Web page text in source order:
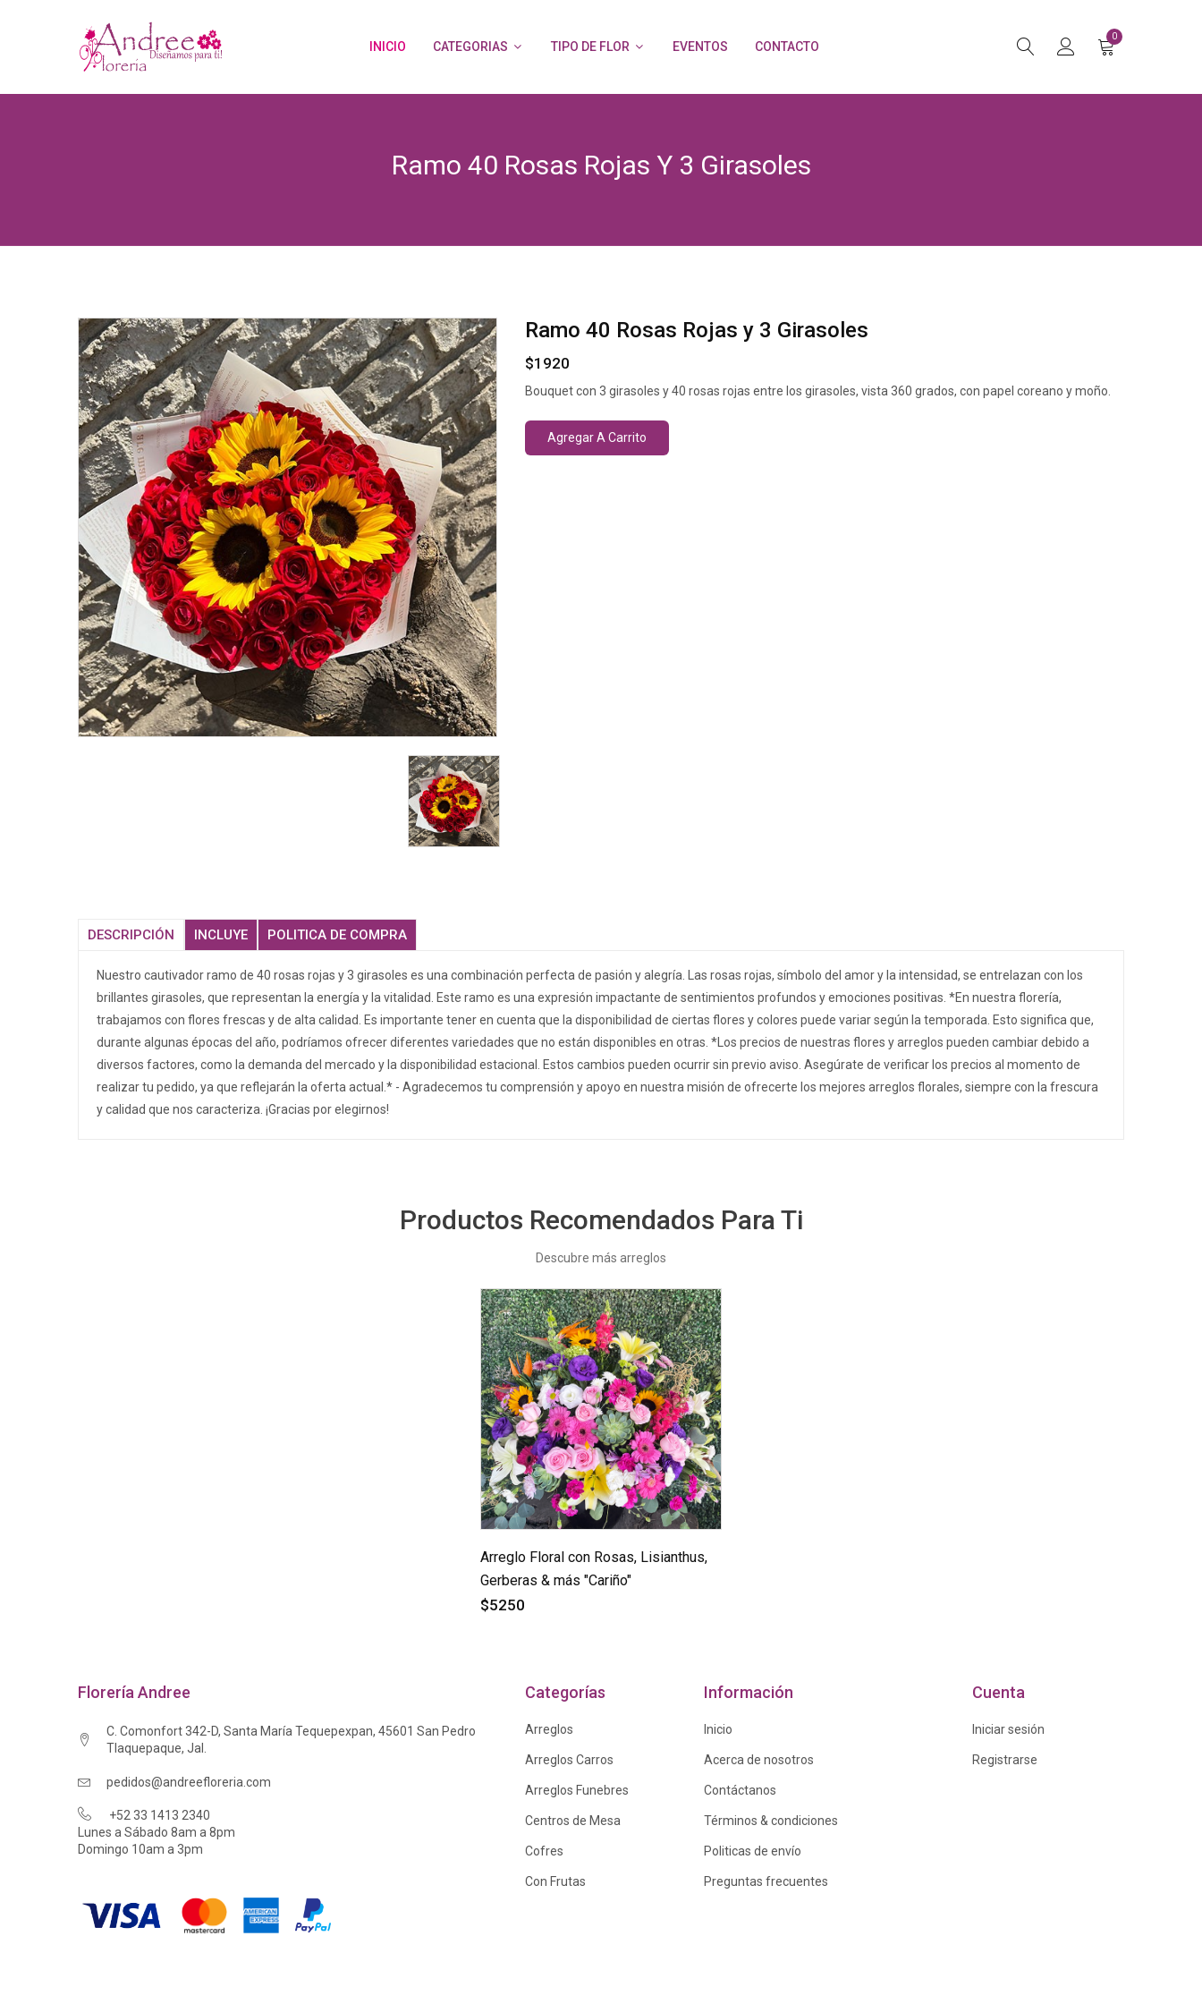
INICIO CATEGORIAS TIPO DE FLOR EVENTOS CONTACTO
0
Ramo 40 Rosas Rojas Y 3 Girasoles
Ramo 40 Rosas Rojas y 3 Girasoles
$1920
Bouquet con 3 girasoles y 40 rosas rojas entre los girasoles, vista 360 grados, con papel coreano y moño.
Agregar A Carrito
DESCRIPCIÓN INCLUYE POLITICA DE COMPRA
Nuestro cautivador ramo de 40 rosas rojas y 3 girasoles es una combinación perfecta de pasión y alegría. Las rosas rojas, símbolo del amor y la intensidad, se entrelazan con los
brillantes girasoles, que representan la energía y la vitalidad. Este ramo es una expresión impactante de sentimientos profundos y emociones positivas. *En nuestra florería,
trabajamos con flores frescas y de alta calidad. Es importante tener en cuenta que la disponibilidad de ciertas flores y colores puede variar según la temporada. Esto significa que,
durante algunas épocas del año, podríamos ofrecer diferentes variedades que no están disponibles en otras. *Los precios de nuestras flores y arreglos pueden cambiar debido a
diversos factores, como la demanda del mercado y la disponibilidad estacional. Estos cambios pueden ocurrir sin previo aviso. Asegúrate de verificar los precios al momento de
realizar tu pedido, ya que reflejarán la oferta actual.* - Agradecemos tu comprensión y apoyo en nuestra misión de ofrecerte los mejores arreglos florales, siempre con la frescura
y calidad que nos caracteriza. ¡Gracias por elegirnos!
Productos Recomendados Para Ti
Descubre más arreglos
Arreglo Floral con Rosas, Lisianthus,
Gerberas & más "Cariño"
$5250
Florería Andree
C. Comonfort 342-D, Santa María Tequepexpan, 45601 San Pedro
Tlaquepaque, Jal.
pedidos@andreefloreria.com
+52 33 1413 2340
Lunes a Sábado 8am a 8pm
Domingo 10am a 3pm
Categorías
Arreglos
Arreglos Carros
Arreglos Funebres
Centros de Mesa
Cofres
Con Frutas
Información
Inicio
Acerca de nosotros
Contáctanos
Términos & condiciones
Politicas de envío
Preguntas frecuentes
Cuenta
Iniciar sesión
Registrarse